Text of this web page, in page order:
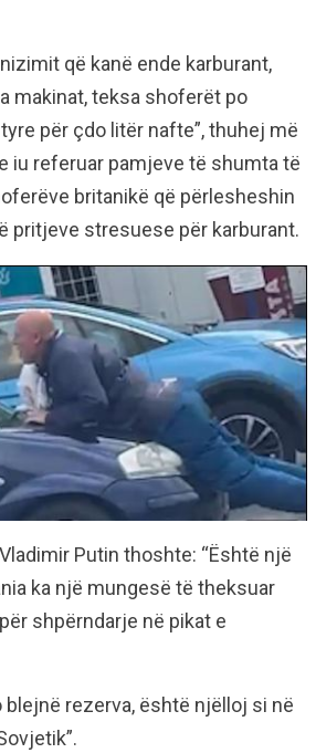
që kanë ende karburant,
makinat, teksa shoferët po
për çdo litër nafte”, thuhej më
iu referuar pamjeve të shumta të
britanikë që përlesheshin
pritjeve stresuese për karburant.
Putin thoshte: “Është një
ka një mungesë të theksuar
shpërndarje në pikat e
blejnë rezerva, është njëlloj si në